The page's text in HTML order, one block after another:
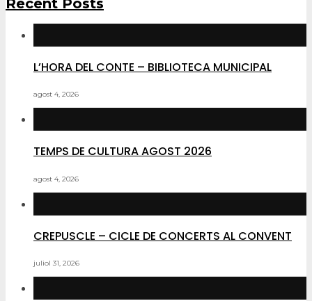
Recent Posts
L’HORA DEL CONTE – BIBLIOTECA MUNICIPAL
agost 4, 2026
TEMPS DE CULTURA AGOST 2026
agost 4, 2026
CREPUSCLE – CICLE DE CONCERTS AL CONVENT
juliol 31, 2026